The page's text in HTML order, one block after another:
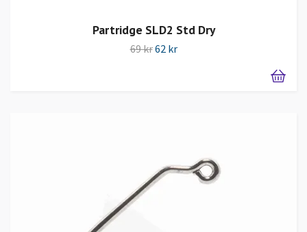
Partridge SLD2 Std Dry
69 kr62 kr